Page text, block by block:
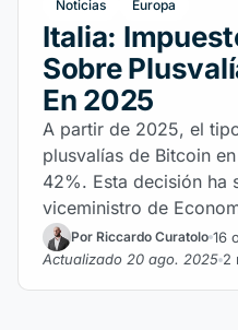
Noticias Europa
Italia:
Sobre
En 2025
A partir de 2025, el
plusvalías de Bitcoin
42%. Esta decisión ha
viceministro de
Por Riccardo Curatolo 16
Actualizado 20 ago. 2025 2